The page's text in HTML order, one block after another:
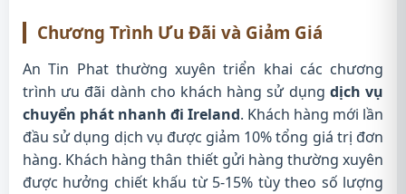
Chương Trình Ưu Đãi và Giảm Giá
An Tin Phat thường xuyên triển khai các chương
trình ưu đãi dành cho khách hàng sử dụng dịch vụ
chuyển phát nhanh đi Ireland. Khách hàng mới lần
đầu sử dụng dịch vụ được giảm 10% tổng giá trị đơn
hàng. Khách hàng thân thiết gửi hàng thường xuyên
được hưởng chiết khấu từ 5-15% tùy theo số lượng